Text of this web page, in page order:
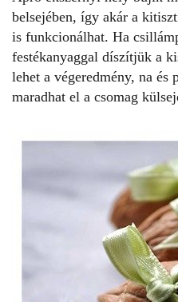
belsejében, így akár a
is funkcionálhat. Ha
festékanyaggal díszítjük a
lehet a végeredmény, na és
maradhat el a csomag